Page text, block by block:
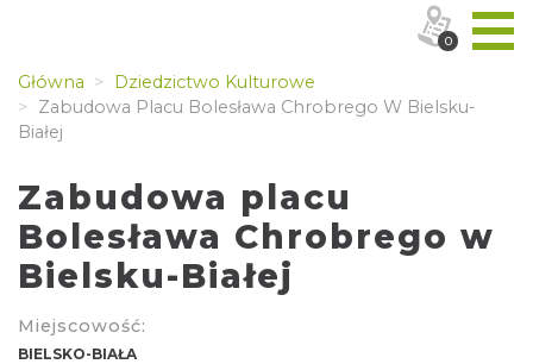
Główna
Dziedzictwo Kulturowe
Zabudowa Placu Bolesława Chrobrego W Bielsku-
Białej
Zabudowa placu
Bolesława Chrobrego w
Bielsku-Białej
Miejscowość:
BIELSKO-BIAŁA
0